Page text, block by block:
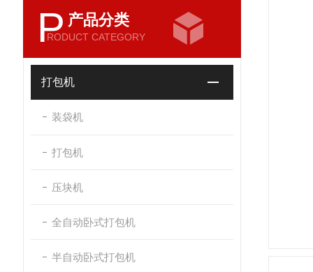
P 产品分类
RODUCT CATEGORY
打包机
装袋机
打包机
压块机
全自动卧式打包机
半自动卧式打包机